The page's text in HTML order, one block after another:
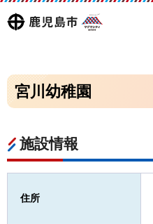
鹿児島
マグ
マシ
宮川幼稚園
施設情報
住所